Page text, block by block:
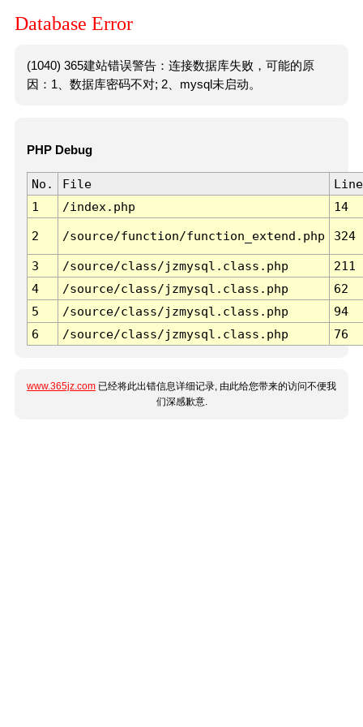
Database Error
(1040) 365建站错误警告：连接数据库失败，可能的原
因：1、数据库密码不对; 2、mysql未启动。
PHP Debug
No. File
Line
1
/index.php 14
2 /source/function/function_extend.php 324
3 /source/class/jzmysql.class.php
211
4
/source/class/jzmysql.class.php
62
5
/source/class/jzmysql.class.php
94
6
/source/class/jzmysql.class.php 76
www.365jz.com 已经将此出错信息详细记录, 由此给您带来的访问不便我
们深感歉意.